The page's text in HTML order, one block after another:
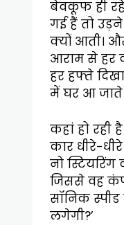
बेवकूफ ही
गई हैं तो
क्यों आती।
आराम से हर
हर हफ्ते
में घर आ
कहां हो रही
कार धीरे-
नो
जिससे वह
सॉनिक
लगेगी?’